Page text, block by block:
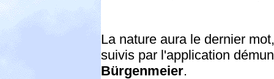
La nature aura le dernier
suivis par l'application
Bürgenmeier.